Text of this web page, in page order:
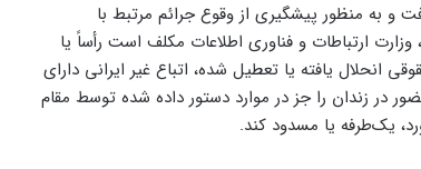
هفتم پیشرفت و به منظور پیشگیری از وقوع جرائم مرتبط با
ارتباطات و فناوری اطلاعات مکلف است رأساً یا
یافته یا تعطیل شده، اتباع غیر ایرانی دارای
در زندان را جز در موارد دستور داده شده توسط مقام
یک‌طرفه یا مسدود کند.
فرم‌ور باتری در گوشی‌های شیائومی با
سیستم‌عامل HyperOS 2.0 به‌روزرسانی
مخفی دریافت کرد